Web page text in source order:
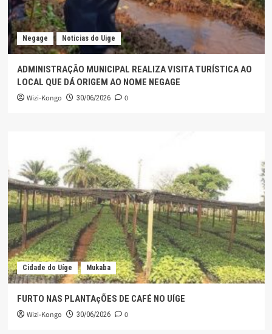
Negage Noticias do Uige
ADMINISTRAÇÃO MUNICIPAL REALIZA VISITA TURÍSTICA AO
LOCAL QUE DÁ ORIGEM AO NOME NEGAGE
Wizi-Kongo 30/06/2026 0
Cidade do Uíge Mukaba
FURTO NAS PLANTAçÕES DE CAFÉ NO UÍGE
Wizi-Kongo 30/06/2026 0